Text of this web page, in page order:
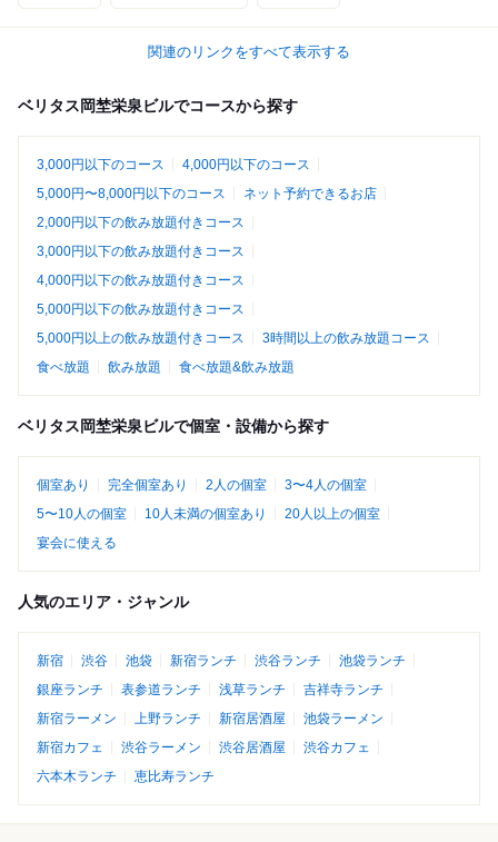
関連のリンクをすべて表示する
ベリタス岡埜栄泉ビルでコースから探す
3,000円以下のコース
4,000円以下のコース
5,000円〜8,000円以下のコース
ネット予約できるお店
2,000円以下の飲み放題付きコース
3,000円以下の飲み放題付きコース
4,000円以下の飲み放題付きコース
5,000円以下の飲み放題付きコース
5,000円以上の飲み放題付きコース
3時間以上の飲み放題コース
食べ放題
飲み放題 食べ放題&飲み放題
ベリタス岡埜栄泉ビルで個室・設備から探す
個室あり 完全個室あり 2人の個室
3〜4人の個室
5〜10人の個室
10人未満の個室あり
20人以上の個室
宴会に使える
人気のエリア・ジャンル
新宿 渋谷 池袋 新宿ランチ 渋谷ランチ
池袋ランチ
銀座ランチ
表参道ランチ 浅草ランチ
吉祥寺ランチ
新宿ラーメン
上野ランチ 新宿居酒屋
池袋ラーメン
新宿カフェ
渋谷ラーメン 渋谷居酒屋
渋谷カフェ
六本木ランチ
恵比寿ランチ